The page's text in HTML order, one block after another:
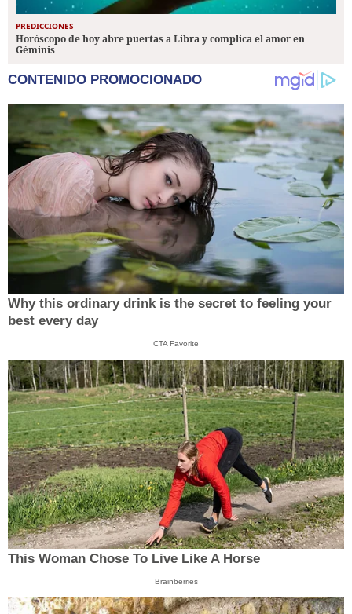
PREDICCIONES
Horóscopo de hoy abre puertas a Libra y complica el amor en
Géminis
CONTENIDO PROMOCIONADO
Why this ordinary drink is the secret to feeling your
best every day
CTA Favorite
This Woman Chose To Live Like A Horse
Brainberries